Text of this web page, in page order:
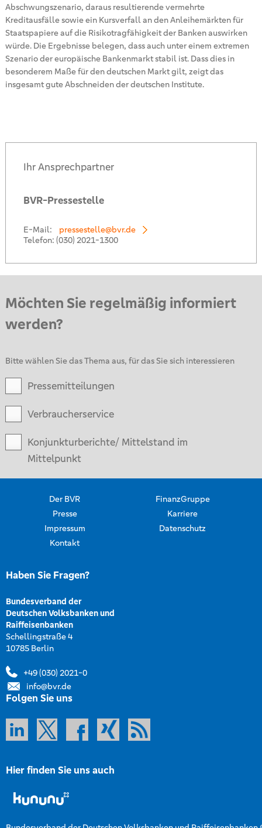
Abschwungszenario, daraus resultierende vermehrte
Kreditausfälle sowie ein Kursverfall an den Anleihemärkten für
Staatspapiere auf die Risikotragfähigkeit der Banken auswirken
würde. Die Ergebnisse belegen, dass auch unter einem extremen
Szenario der europäische Bankenmarkt stabil ist. Dass dies in
besonderem Maße für den deutschen Markt gilt, zeigt das
insgesamt gute Abschneiden der deutschen Institute.
Ihr Ansprechpartner
BVR-Pressestelle
E-Mail:
pressestelle@bvr.de
Telefon: (030) 2021-1300
Möchten Sie regelmäßig informiert
werden?
Bitte wählen Sie das Thema aus, für das Sie sich interessieren
Pressemitteilungen
Verbraucherservice
Konjunkturberichte/ Mittelstand im
Mittelpunkt
Der BVR
FinanzGruppe
Presse
Karriere
Impressum
Datenschutz
Kontakt
Haben Sie Fragen?
Bundesverband der
Deutschen Volksbanken und
Raiffeisenbanken
Schellingstraße 4
10785 Berlin
+49 (030) 2021-0
info@bvr.de
Folgen Sie uns
Hier finden Sie uns auch